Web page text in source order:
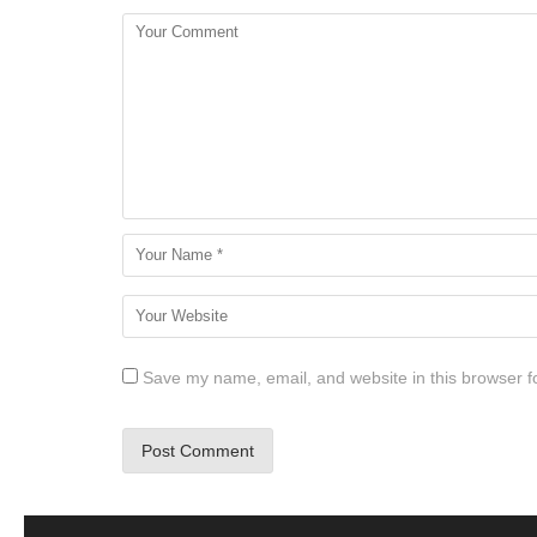
Save my name, email, and website in this browser